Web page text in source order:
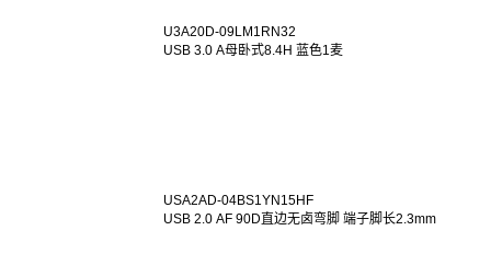
U3A20D-09LM1RN32
USB 3.0 A母卧式8.4H 蓝色1麦
USA2AD-04BS1YN15HF
USB 2.0 AF 90D直边无卤弯脚 端子脚长2.3mm